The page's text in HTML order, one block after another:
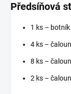
Předsíňová
1 ks –
4 ks –
8 ks –
2 ks –